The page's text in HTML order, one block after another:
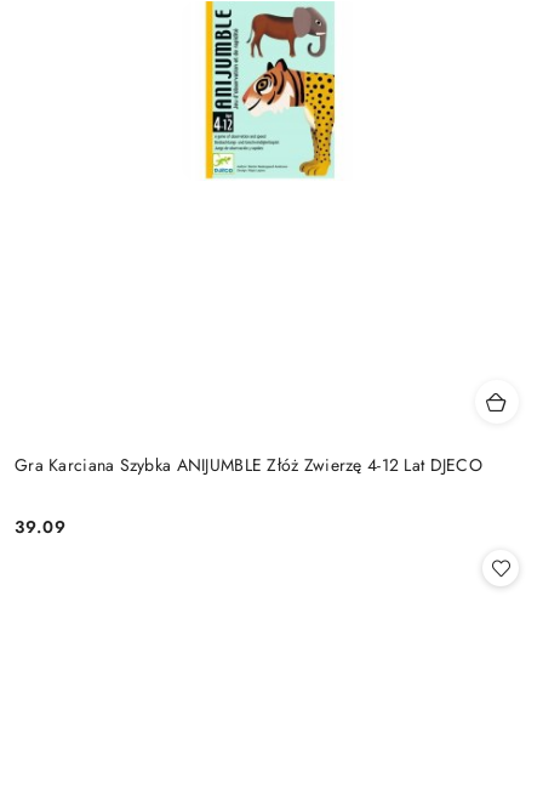
Gra Karciana Szybka ANIJUMBLE Złóż Zwierzę 4-12 Lat DJECO
Cena:
39.09